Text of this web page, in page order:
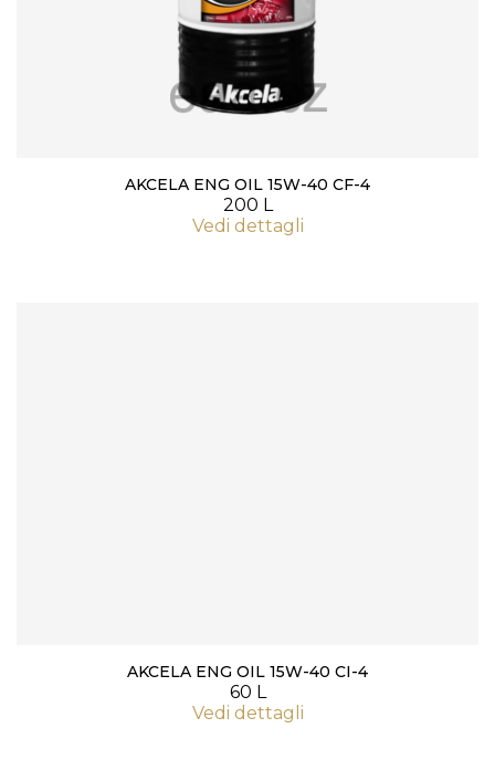
AKCELA ENG OIL 15W-40 CF-4
200 L
Vedi dettagli
AKCELA ENG OIL 15W-40 CI-4
60 L
Vedi dettagli